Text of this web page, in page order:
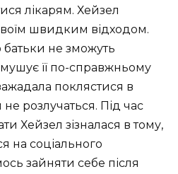
лікарям. Хейзел
швидким відходом.
не зможуть
її по-справжньому
поклястися в
розлучаться. Під час
Хейзел зізналася в тому,
на соціального
зайняти себе після